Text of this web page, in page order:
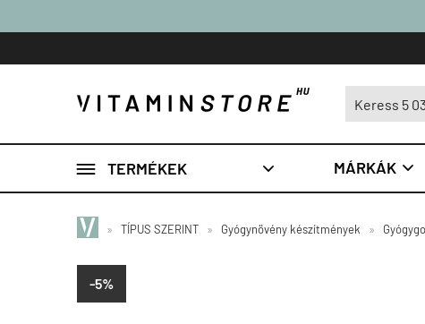
 TERMÉKEK  MÁRKÁK 
» TÍPUS SZERINT » Gyógynövény készítmények »
-5%